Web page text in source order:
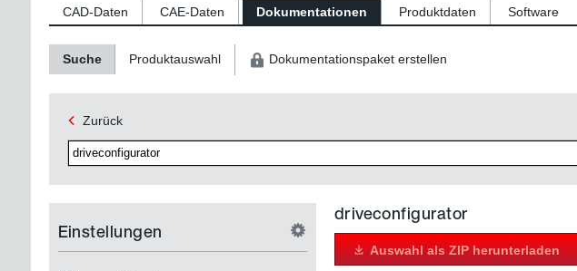
CAD-Daten CAE-Daten Dokumentationen Produktdaten Software
Suche Produktauswahl Dokumentationspaket erstellen
Zurück
Einstellungen
driveconfigurator
Auswahl als ZIP herunterladen